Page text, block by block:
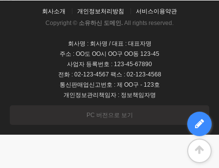
회사소개 개인정보처리방침
서비스이용약관
Copyright © 소유하신 도메인. All rights reserved.
회사명 : 회사명 / 대표 : 대표자명
주소 : OO도 OO시 OO구 OO동 123-45
사업자 등록번호 : 123-45-67890
전화 : 02-123-4567 팩스 : 02-123-4568
통신판매업신고번호 : 제 OO구 - 123호
개인정보관리책임자 : 정보책임자명
PC 버전으로 보기